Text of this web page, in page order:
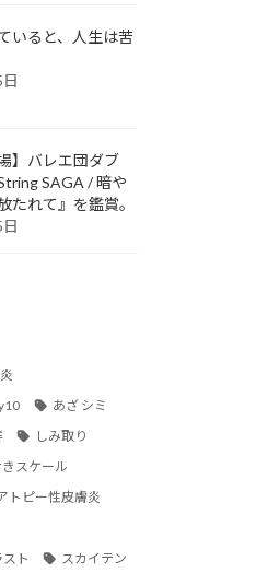
いると、人生は苦
】バレエ団ダブ
SAGA / 暗や
たれて』を鑑賞。
あざ シミ
しみ取り
スケール
トピー性皮膚炎
ト
スカイテン